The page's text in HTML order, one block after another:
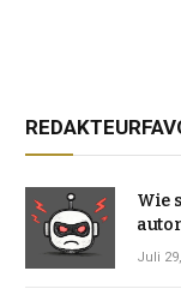
Wie
Juli